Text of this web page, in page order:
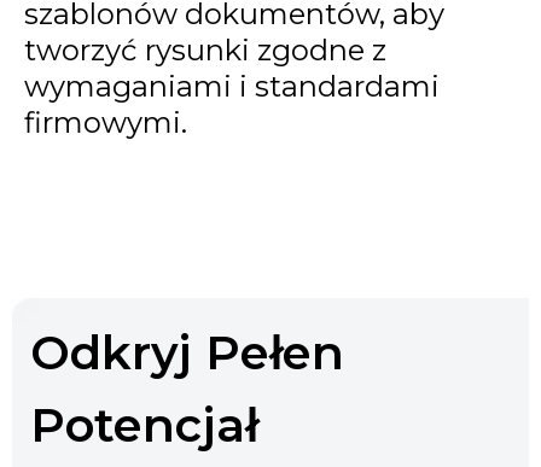
szablonów dokumentów, aby
tworzyć rysunki zgodne z
wymaganiami i standardami
firmowymi.
Odkryj Pełen
Potencjał